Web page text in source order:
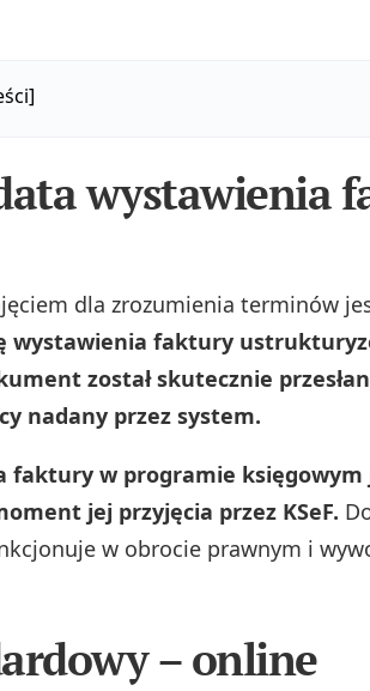
wystawienia
dla zrozumienia terminów
wystawienia faktury
został skutecznie
nadany przez system.
faktury w programie księgowym
jej przyjęcia przez KSeF.
w obrocie prawnym i
– online